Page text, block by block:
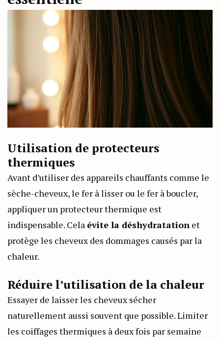
Utilisation de protecteurs
thermiques
Avant d’utiliser des appareils chauffants comme le
sèche-cheveux, le fer à lisser ou le fer à boucler,
appliquer un protecteur thermique est
indispensable. Cela évite la déshydratation et
protège les cheveux des dommages causés par la
chaleur.
Réduire l’utilisation de la chaleur
Essayer de laisser les cheveux sécher
naturellement aussi souvent que possible. Limiter
les coiffages thermiques à deux fois par semaine